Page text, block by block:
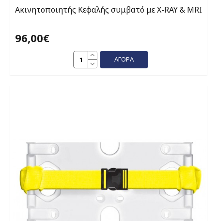
Ακινητοποιητής Κεφαλής συμβατό με X-RAY & MRI
96,00€
ΑΓΟΡΆ